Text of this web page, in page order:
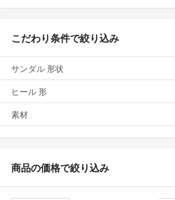
こだわり条件で絞り込み
サンダル 形状
ヒール 形
素材
商品の価格で絞り込み